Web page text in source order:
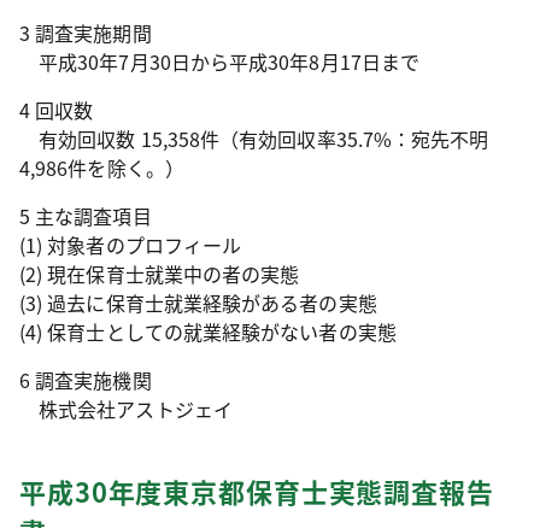
3 調査実施期間
平成30年7月30日から平成30年8月17日まで
4 回収数
有効回収数 15,358件（有効回収率35.7%：宛先不明
4,986件を除く。）
5 主な調査項目
(1) 対象者のプロフィール
(2) 現在保育士就業中の者の実態
(3) 過去に保育士就業経験がある者の実態
(4) 保育士としての就業経験がない者の実態
6 調査実施機関
株式会社アストジェイ
平成30年度東京都保育士実態調査報告